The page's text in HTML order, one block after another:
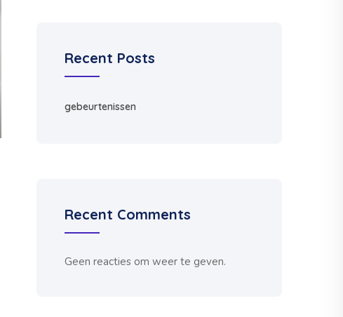
Recent Posts
gebeurtenissen
Recent Comments
Geen reacties om weer te geven.